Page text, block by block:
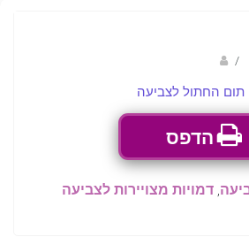
/
הדפס
,דמויות מצויירות לצביעה